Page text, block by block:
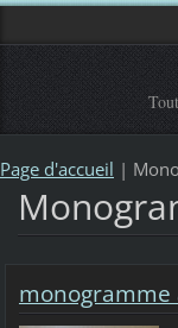
Page d'accueil |
monogramme